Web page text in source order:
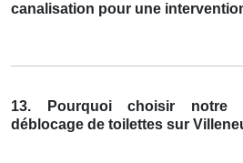
canalisation pour une
13. Pourquoi choisir notre
déblocage de toilettes sur